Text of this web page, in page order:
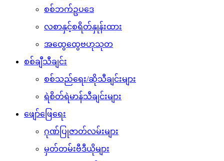
စစ်ဘက်ဥပဒေ
လစာနှင့်စရိတ်နှုန်းထား
အထွေထွေဗဟုသုတ
စစ်ချီသီချင်း
စစ်သည်ရေး/ဆိုသီချင်းများ
ရဲစိတ်ရဲမာန်သီချင်းများ
ဖျော်ဖြေရေး
ဂုဏ်ပြုဇာတ်လမ်းများ
မှတ်တမ်းဗီဒီယိုများ